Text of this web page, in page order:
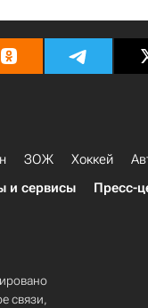
ЗОЖ Хоккей
и сервисы Пресс-
связи,